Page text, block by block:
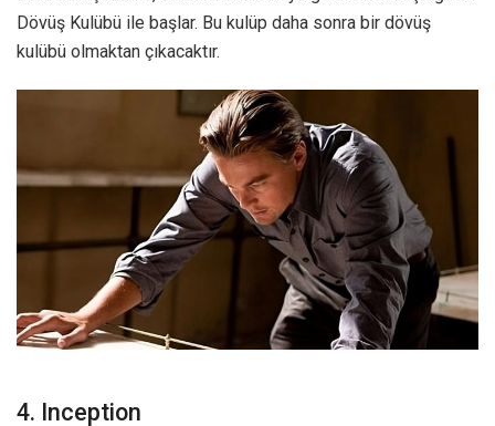
Dövüş Kulübü ile başlar. Bu kulüp daha sonra bir dövüş
kulübü olmaktan çıkacaktır.
4. Inception